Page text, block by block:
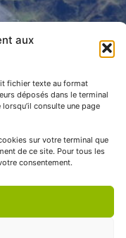
aux
fichier texte au format
déposés dans le terminal
consulte une page
sur votre terminal que
de ce site. Pour tous les
consentement.